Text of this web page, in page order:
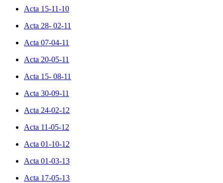
Acta 15-11-10
Acta 28- 02-11
Acta 07-04-11
Acta 20-05-11
Acta 15- 08-11
Acta 30-09-11
Acta 24-02-12
Acta 11-05-12
Acta 01-10-12
Acta 01-03-13
Acta 17-05-13